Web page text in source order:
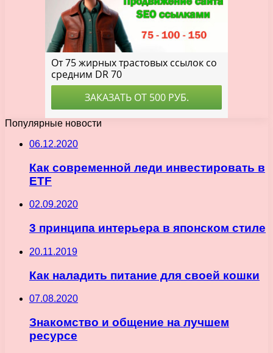
Популярные новости
06.12.2020
Как современной леди инвестировать в
ETF
02.09.2020
3 принципа интерьера в японском стиле
20.11.2019
Как наладить питание для своей кошки
07.08.2020
Знакомство и общение на лучшем
ресурсе